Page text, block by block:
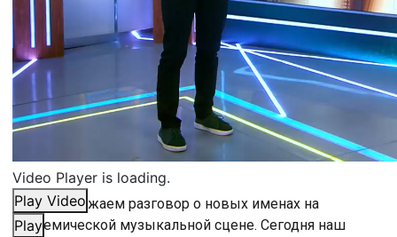
Video Player is loading.
Play Video
Play
Мы продолжаем разговор о новых именах на
академической музыкальной сцене. Сегодня наш